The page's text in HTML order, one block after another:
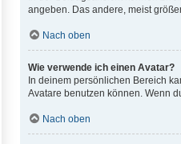
angeben. Das andere, meist
Nach oben
Wie verwende ich einen Avatar?
In deinem persönlichen Bereich
Avatare benutzen können. Wenn
Nach oben